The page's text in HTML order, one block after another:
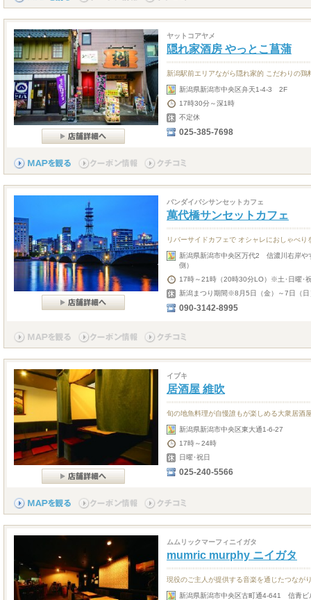
ヤットコアヤメ
隠れ家酒房 やっとこ菖蒲
新潟駅前エリアながら隠れ家的 こだわりの鶏
新潟県新潟市中央区弁天1-4-3 2F
17時30分～深1時
不定休
025-385-7698
バンダイバシサンセットカフェ
萬代橋サンセットカフェ
リバーサイドカフェで オシャレにおしゃべり
新潟県新潟市中央区万代2 信濃川右岸や
側）
17時～21時（20時30分LO）※土･日曜･
新潟まつり期間※8月5日（金）～7日（日
090-3142-8995
イブキ
居酒屋 維吹
旬の地魚料理が自慢誰もが楽しめる大衆居酒
新潟県新潟市中央区東大通1-6-27
17時～24時
日曜･祝日
025-240-5566
ムムリックマーフィニイガタ
mumric murphy ニイガタ
現役のご主人が提供する音楽を通じたつなが
新潟県新潟市中央区古町通4-641 信青ビ